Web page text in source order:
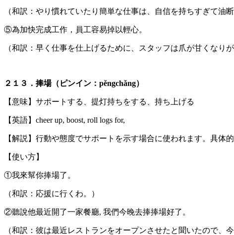
（和訳：やり慣れていたり簡単な仕事は、自信を持ちすぎて油
⑤為加快完成工作，員工容易掉以輕心。
（和訳：早く仕事を仕上げるために、スタッフは爪が甘くなりが
２１３．捧場（ピンイン：pěngchǎng）
【意味】サポートする、提灯持ちをする、持ち上げる
【英語】cheer up, boost, roll logs for,
【解説】行動や態度でサポートを示す場合に使われます。具体
【使い方】
①我來幫你捧場了。
（和訳：応援に行くわ。）
②聽說他最近開了一家餐廳, 我們今晚去捧捧場好了。
（和訳：彼は最近レストランをオープンさせたと聞いたので、